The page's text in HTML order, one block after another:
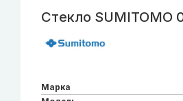
Стекло SUMITOMO
Марка